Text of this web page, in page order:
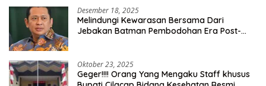
Desember 18, 2025
Melindungi Kewarasan Bersama Dari
Jebakan Batman Pembodohan Era Post-
Oktober 23, 2025
Geger!!!! Orang Yang Mengaku Staff khusus